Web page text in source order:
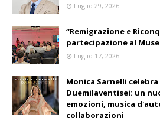
Luglio 29, 2026
“Remigrazione e
partecipazione al
Luglio 17, 2026
Monica Sarnelli
Duemilaventisei: un
emozioni, musica
collaborazioni